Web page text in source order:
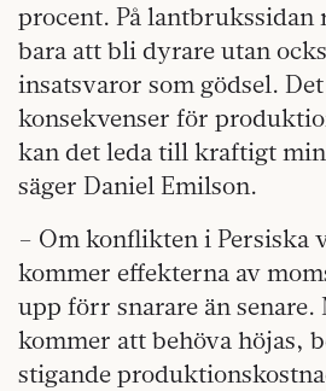
procent. På lantbrukssidan
bara att bli dyrare utan
insatsvaror som gödsel.
konsekvenser för
kan det leda till kraftigt
säger Daniel Emilson.
– Om konflikten i Persiska
kommer effekterna av
upp förr snarare än
kommer att behöva höjas,
stigande